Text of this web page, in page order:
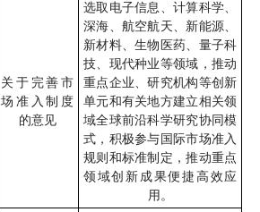
关于完善市
场准入制度
的意见
选取电子信息、计算科学、
深海、航空航天、新能源、
新材料、生物医药、量子科
技、现代种业等领域，推动
重点企业、研究机构等创新
单元和有关地方建立相关领
域全球前沿科学研究协同模
式，积极参与国际市场准入
规则和标准制定，推动重点
领域创新成果便捷高效应
用。